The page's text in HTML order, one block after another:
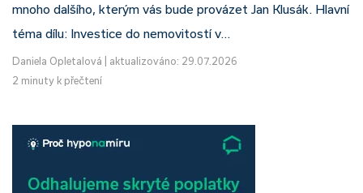
mnoho dalšího, kterým vás bude provázet Jan Klusák. Hlavní
téma dílu: Investice do nemovitostí v…
Daniela Opletalová
aktualizováno: 29.07.2026
2 minuty k přečtení